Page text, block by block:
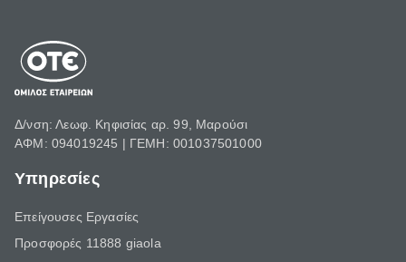
Δ/νση: Λεωφ. Κηφισίας αρ. 99, Μαρούσι
ΑΦΜ: 094019245 | ΓΕΜΗ: 001037501000
Υπηρεσίες
Επείγουσες Εργασίες
Προσφορές 11888 giaola